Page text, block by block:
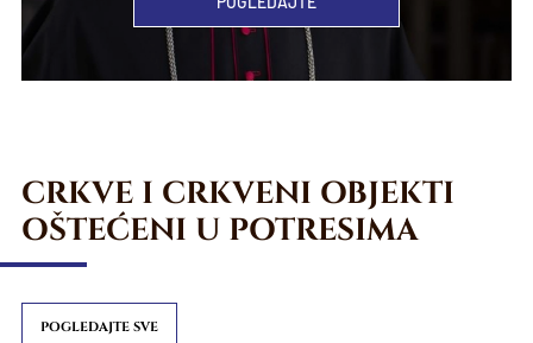
CRKVE I CRKVENI OBJEKTI
OŠTEĆENI U POTRESIMA
POGLEDAJTE SVE